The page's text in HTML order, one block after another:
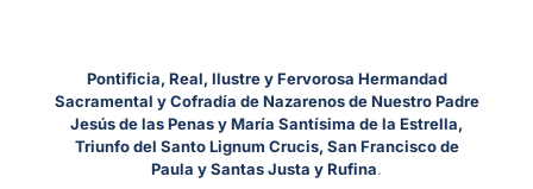
Pontificia, Real, Ilustre y Fervorosa Hermandad
Sacramental y Cofradía de Nazarenos de Nuestro Padre
Jesús de las Penas y María Santísima de la Estrella,
Triunfo del Santo Lignum Crucis, San Francisco de
Paula y Santas Justa y Rufina.